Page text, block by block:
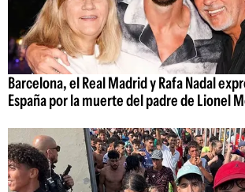
Barcelona, el Real Madrid y Rafa Nadal
España por la muerte del padre de Lionel